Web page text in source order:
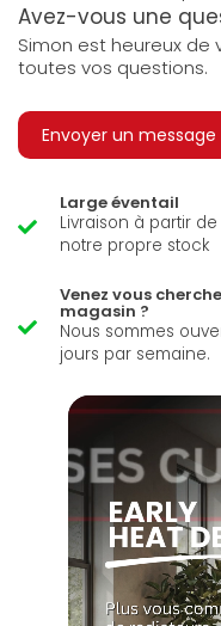
Avez-vous une
Simon est heureux
toutes vos questions.
Envoyer un message
Large éventail
Livraison à partir de
notre propre stock
Venez vous
magasin ?
Nous sommes
jours par semaine.